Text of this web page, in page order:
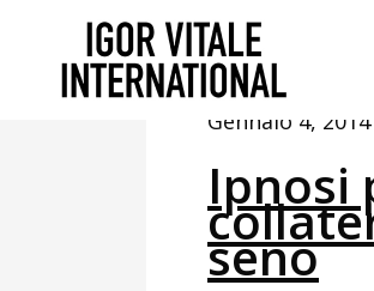
Gennaio 4, 2014
Ipnosi
seno